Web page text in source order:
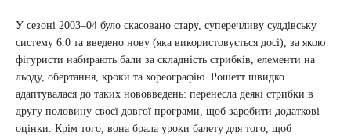
У сезоні 2003–04 було скасовано стару, суперечливу суддівську
систему 6.0 та введено нову (яка використовується досі), за якою
фігуристи набирають бали за складність стрибків, елементи на
льоду, обертання, кроки та хореографію. Рошетт швидко
адаптувалася до таких нововведень: перенесла деякі стрибки в
другу половину своєї довгої програми, щоб заробити додаткові
оцінки. Крім того, вона брала уроки балету для того, щоб